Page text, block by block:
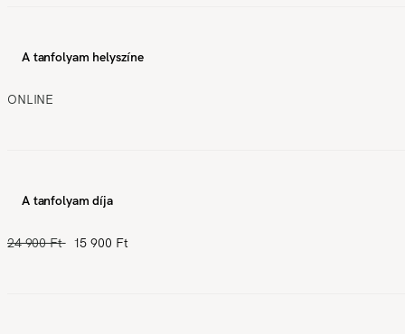
A tanfolyam helyszíne
ONLINE
A tanfolyam díja
24 900 Ft 15 900 Ft